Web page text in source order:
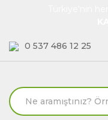
0 537 486 12 25